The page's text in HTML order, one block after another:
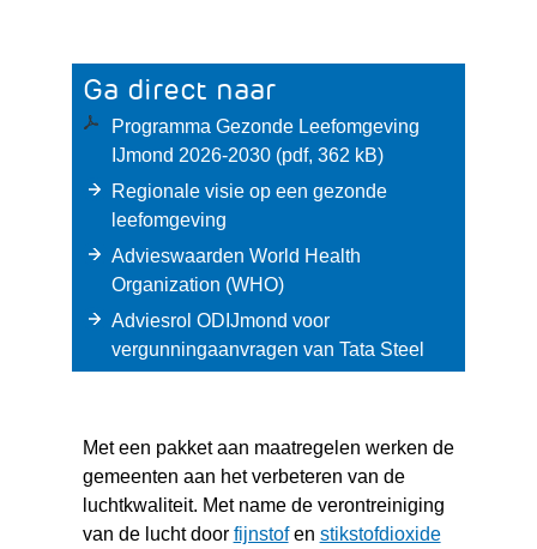
Ga direct naar
Programma Gezonde Leefomgeving
IJmond 2026-2030(pdf, 362 kB)
Regionale visie op een gezonde
leefomgeving
Advieswaarden World Health
Organization (WHO)(verwijst
naar
een
andere
Adviesrol ODIJmond voor
vergunningaanvragen van Tata Steel
Met een pakket aan maatregelen werken de
gemeenten aan het verbeteren van de
luchtkwaliteit. Met name de verontreiniging
van de lucht door fijnstof(verwijst
en stikstofdioxide